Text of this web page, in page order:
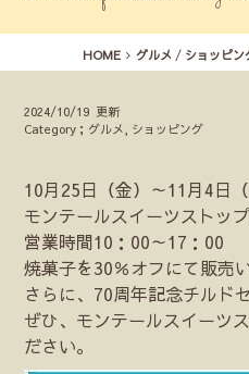
HOME グルメ/ ショッピン
2024/10/19 更新
Category；グルメ, ショッピング
10月25日（金）～11月4日（
モンテールスイーツストッ
営業時間10：00～17：00
焼菓子を30％オフにて販売
さらに、70周年記念チルド
ぜひ、モンテールスイーツ
ださい。